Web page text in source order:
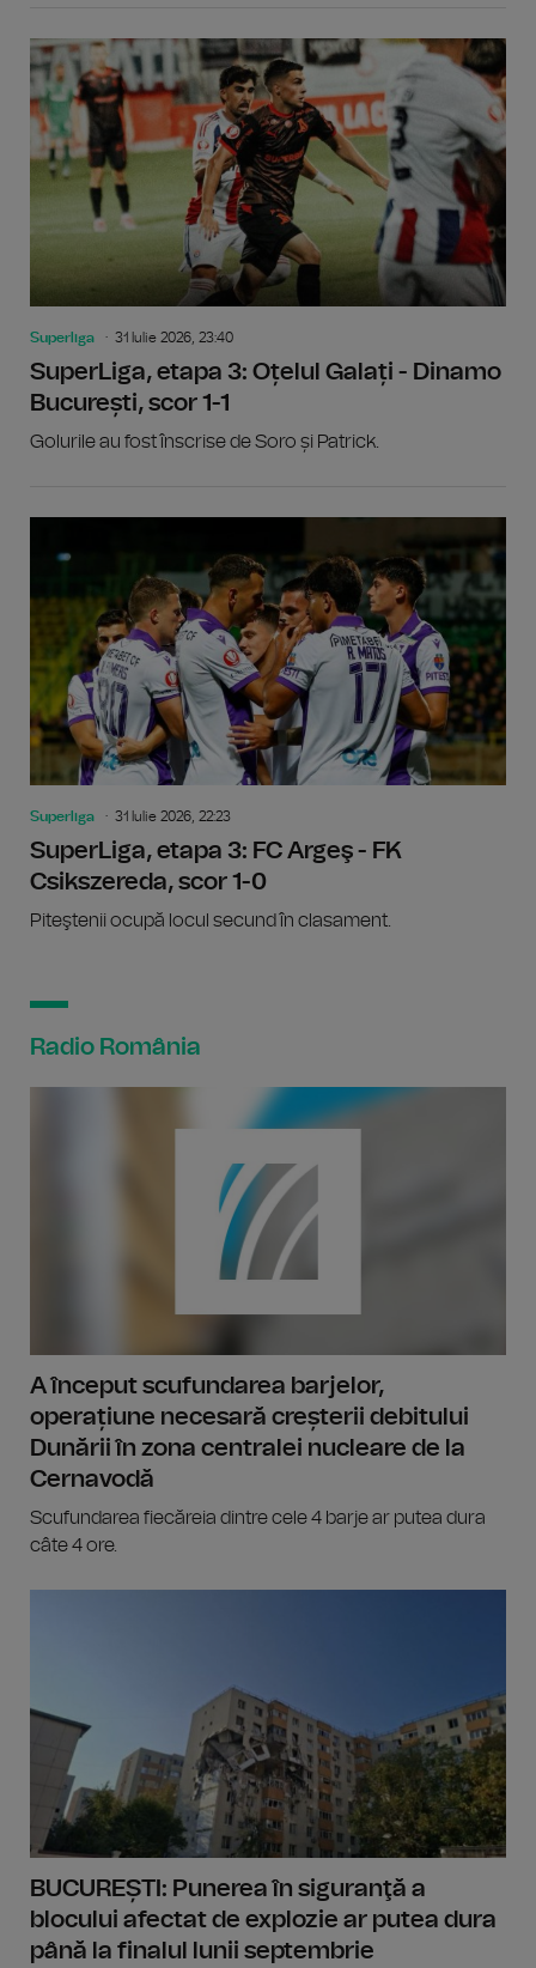
Superliga 31 Iulie 2026, 23:40
SuperLiga, etapa 3: Oțelul Galați - Dinamo
București, scor 1-1
Golurile au fost înscrise de Soro și Patrick.
Superliga 31 Iulie 2026, 22:23
SuperLiga, etapa 3: FC Argeş - FK
Csikszereda, scor 1-0
Piteştenii ocupă locul secund în clasament.
Radio România
A început scufundarea barjelor,
operațiune necesară creșterii debitului
Dunării în zona centralei nucleare de la
Cernavodă
Scufundarea fiecăreia dintre cele 4 barje ar putea dura
câte 4 ore.
BUCUREȘTI: Punerea în siguranţă a
blocului afectat de explozie ar putea dura
până la finalul lunii septembrie